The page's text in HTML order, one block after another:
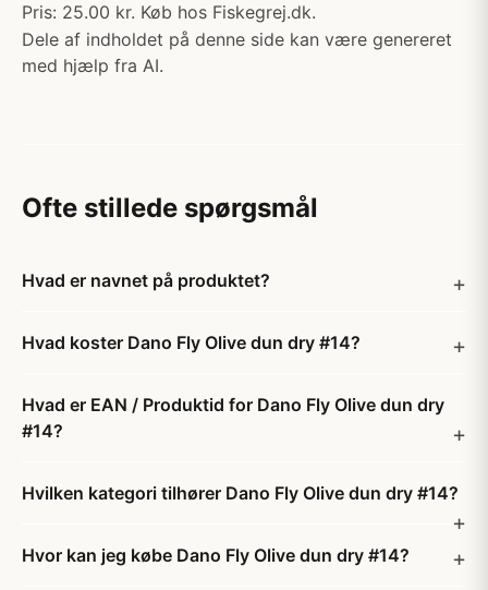
Pris: 25.00 kr. Køb hos Fiskegrej.dk.
Dele af indholdet på denne side kan være genereret
med hjælp fra AI.
Ofte stillede spørgsmål
Hvad er navnet på produktet?
Hvad koster Dano Fly Olive dun dry #14?
Hvad er EAN / Produktid for Dano Fly Olive dun dry
#14?
Hvilken kategori tilhører Dano Fly Olive dun dry #14?
Hvor kan jeg købe Dano Fly Olive dun dry #14?